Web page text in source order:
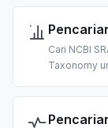
Cari NCBI
Taxonomy
berbasis AI.